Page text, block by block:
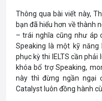
Thông qua bài viết này,
bạn đã hiểu hơn về thành
– trái nghĩa cũng như áp
Speaking là một kỹ
phục kỳ thi IELTS cần
khóa bổ trợ Speaking,
này thì đừng ngần ngại
Catalyst luôn đồng hành